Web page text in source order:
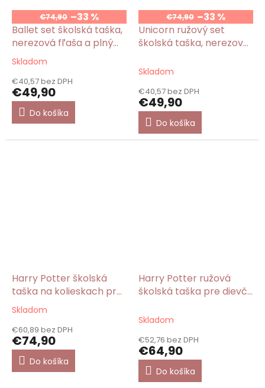
€74,90 –33 %
Ballet set školská taška,
nerezová fľaša a plný
peračník s motívom
baletky pre dievča
Priemerné
produktu
je
5,0
hviezdičiek.
Skladom
€40,57 bez DPH
€49,90
Do košíka
€74,90 –33 %
Unicorn ružový set
školská taška, nerezová
motívom jednorožec
Skladom
€40,57 bez DPH
€49,90
Do košíka
Harry Potter školská
taška na kolieskach pre
dievča ružová Hermiona
Priemerné
produktu
je
5,0
Skladom
€60,89 bez DPH
€74,90
Do košíka
Harry Potter ružová
školská taška pre dievča
Skladom
€52,76 bez DPH
€64,90
Do košíka